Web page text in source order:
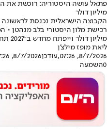
מיליון דולר
הקבוצה הישראלית נכנסת
מיליון דולר וייפתח מחדש ב־2027 תחת אחד ממותגי הקבוצה
ליאת מופז מילצ'ן
8/7/2026, 07:26
,עודכן8/7/2026, 07:26
0השמעה